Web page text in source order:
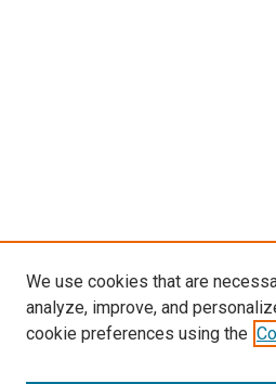
We use cookies that are
analyze, improve, and
cookie preferences using the